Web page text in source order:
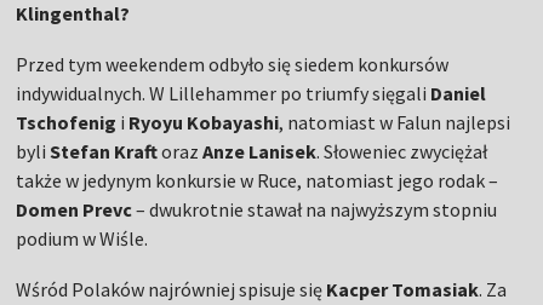
Klingenthal?
Przed tym weekendem odbyło się siedem konkursów
indywidualnych. W Lillehammer po triumfy sięgali Daniel
Tschofenig i Ryoyu Kobayashi, natomiast w Falun najlepsi
byliStefan KraftorazAnze Lanisek. Słoweniec zwyciężał
także w jedynym konkursie w Ruce, natomiast jego rodak –
Domen Prevc– dwukrotnie stawał na najwyższym stopniu
podium w Wiśle.
Wśród Polaków najrówniej spisuje się Kacper Tomasiak. Za